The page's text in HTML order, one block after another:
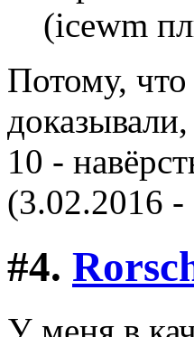
(icewm
Потому,
10 -
(3.02.2016 -
#4.